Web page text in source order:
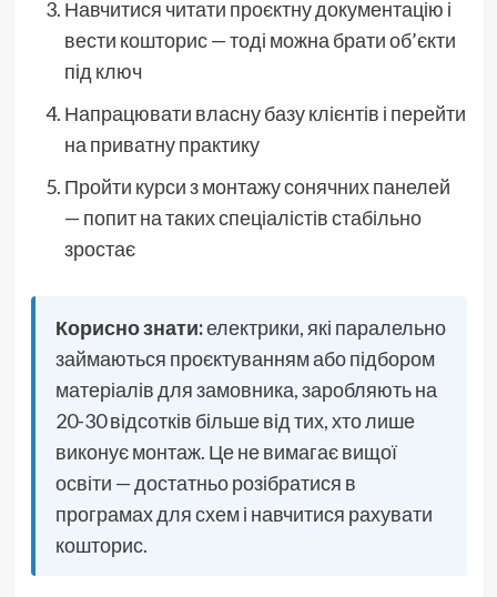
Навчитися читати проєктну документацію і
вести кошторис — тоді можна брати об’єкти
під ключ
Напрацювати власну базу клієнтів і перейти
на приватну практику
Пройти курси з монтажу сонячних панелей
— попит на таких спеціалістів стабільно
зростає
Корисно знати:електрики, які паралельно
займаються проєктуванням або підбором
матеріалів для замовника, заробляють на
20-30 відсотків більше від тих, хто лише
виконує монтаж. Це не вимагає вищої
освіти — достатньо розібратися в
програмах для схем і навчитися рахувати
кошторис.